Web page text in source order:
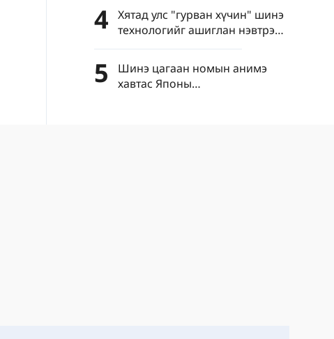
4
Хятад улс "гурван хүчин" шинэ
технологийг ашиглан нэвтрэн
тархахаас сэргийлэхийг
уриалав
5
Шинэ цагаан номын анимэ
хавтас Японы